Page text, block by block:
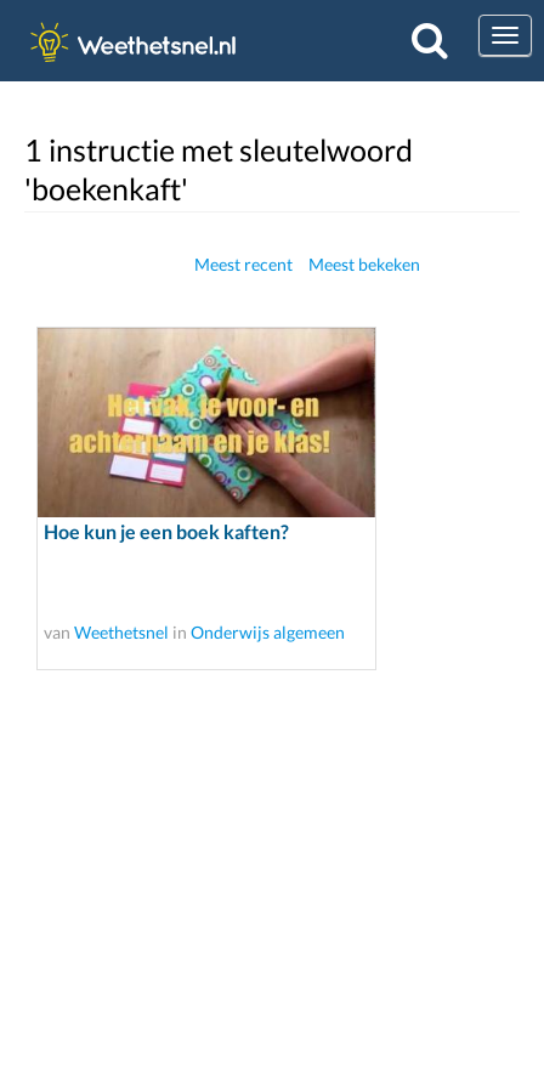
1 instructie met sleutelwoord
'boekenkaft'
Meest recent Meest bekeken
Hoe kun je een boek kaften?
van Weethetsnel in Onderwijs algemeen